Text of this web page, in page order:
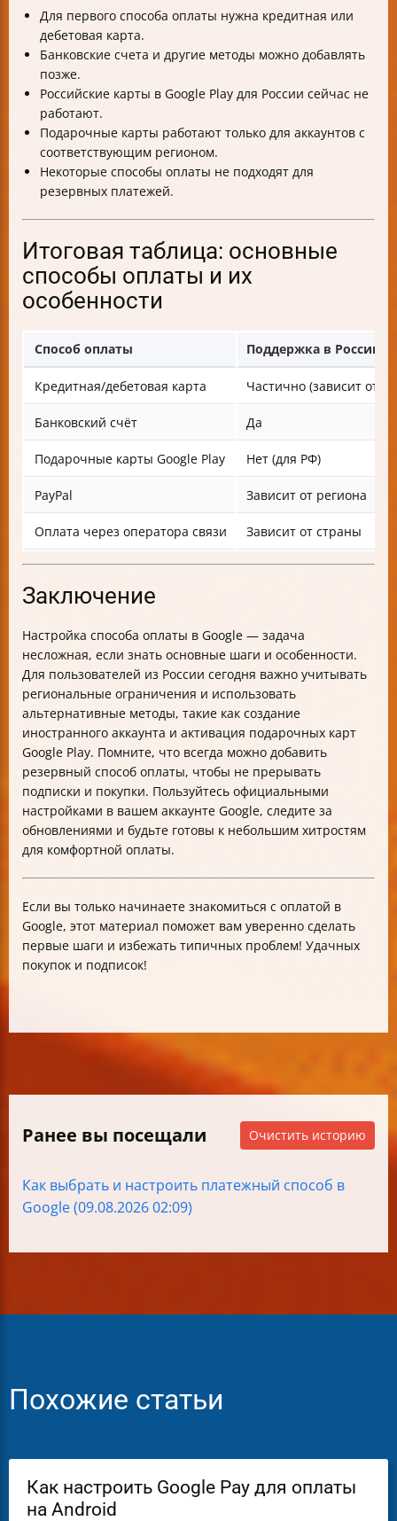
Для первого способа оплаты нужна кредитная или
дебетовая карта.
Банковские счета и другие методы можно добавлять
позже.
Российские карты в Google Play для России сейчас не
работают.
Подарочные карты работают только для аккаунтов с
соответствующим регионом.
Некоторые способы оплаты не подходят для
резервных платежей.
Итоговая таблица: основные
способы оплаты и их
особенности
Способ оплаты Поддержка в России
Кредитная/дебетовая карта Частично (зависит от
Банковский счёт Да
Подарочные карты Google Play Нет (для РФ)
PayPal Зависит от региона
Оплата через оператора связи Зависит от страны
Заключение
Настройка способа оплаты в Google — задача
несложная, если знать основные шаги и особенности.
Для пользователей из России сегодня важно учитывать
региональные ограничения и использовать
альтернативные методы, такие как создание
иностранного аккаунта и активация подарочных карт
Google Play. Помните, что всегда можно добавить
резервный способ оплаты, чтобы не прерывать
подписки и покупки. Пользуйтесь официальными
настройками в вашем аккаунте Google, следите за
обновлениями и будьте готовы к небольшим хитростям
для комфортной оплаты.
Если вы только начинаете знакомиться с оплатой в
Google, этот материал поможет вам уверенно сделать
первые шаги и избежать типичных проблем! Удачных
покупок и подписок!
Ранее вы посещали Очистить историю
Как выбрать и настроить платежный способ в
Google (09.08.2026 02:09)
Похожие статьи
Как настроить Google Pay для оплаты
на Android